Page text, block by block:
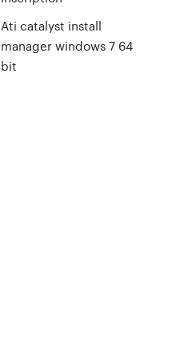
Ati catalyst install
manager windows 7 64
bit